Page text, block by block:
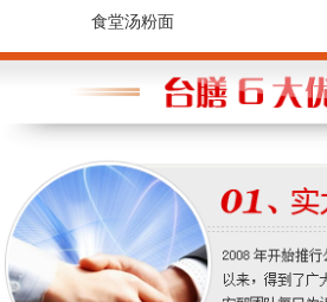
食堂汤粉面